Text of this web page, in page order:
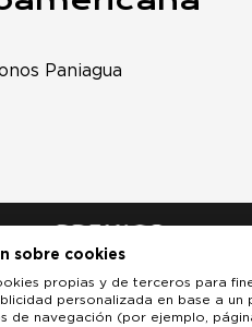
Paniagua
sobre cookies
propias y de terceros para
personalizada en base a
de navegación (por ejemplo,